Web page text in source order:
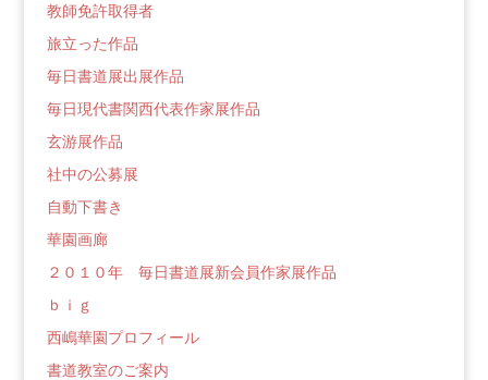
教師免許取得者
旅立った作品
毎日書道展出展作品
毎日現代書関西代表作家展作品
玄游展作品
社中の公募展
自動下書き
華園画廊
２０１０年 毎日書道展新会員作家展作品
ｂｉｇ
西嶋華園プロフィール
書道教室のご案内